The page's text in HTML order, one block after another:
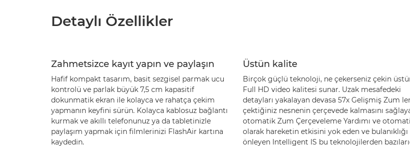
Detaylı Özellikler
Zahmetsizce kayıt yapın ve paylaşın
Hafif kompakt tasarım, basit sezgisel parmak ucu
kontrolü ve parlak büyük 7,5 cm kapasitif
dokunmatik ekran ile kolayca ve rahatça çekim
yapmanın keyfini sürün. Kolayca kablosuz bağlantı
kurmak ve akıllı telefonunuz ya da tabletinizle
paylaşım yapmak için filmlerinizi FlashAir kartına
kaydedin.
Üstün kalite
Birçok güçlü teknoloji, ne çekerseniz çekin
Full HD video kalitesi sunar. Uzak mesafedeki
detayları yakalayan devasa 57x Gelişmiş Zum
çektiğiniz nesnenin çerçevede kalmasını
otomatik Zum Çerçeveleme Yardımı ve
olarak hareketin etkisini yok eden ve bulanıklığı
önleyen Intelligent IS bu teknolojilerden